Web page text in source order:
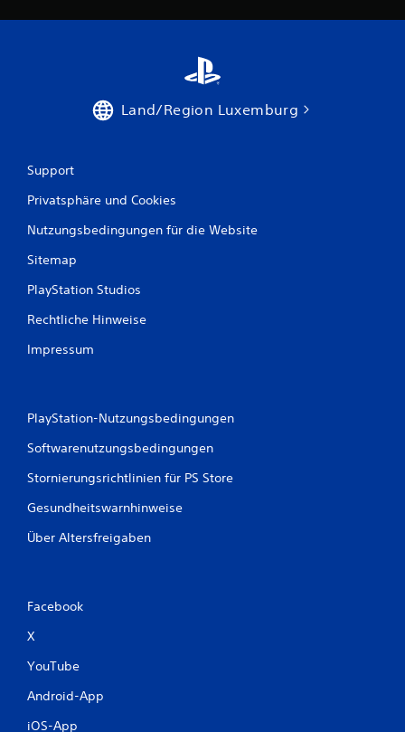
Land/Region Luxemburg
Support
Privatsphäre und Cookies
Nutzungsbedingungen für die Website
Sitemap
PlayStation Studios
Rechtliche Hinweise
Impressum
PlayStation-Nutzungsbedingungen
Softwarenutzungsbedingungen
Stornierungsrichtlinien für PS Store
Gesundheitswarnhinweise
Über Altersfreigaben
Facebook
X
YouTube
Android-App
iOS-App